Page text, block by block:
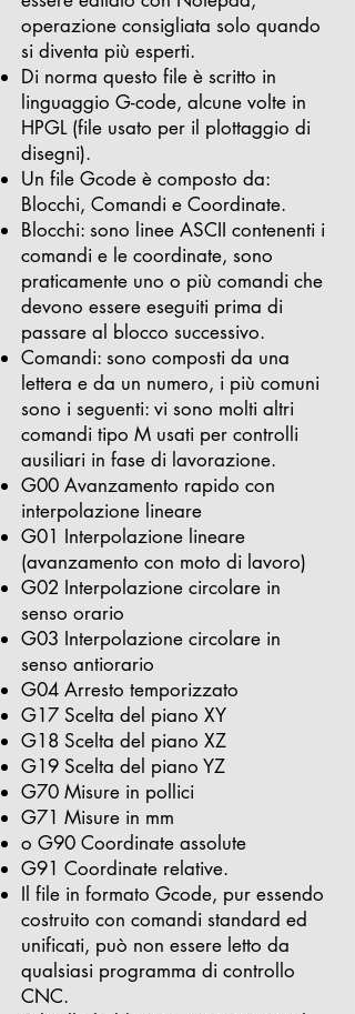
operazione consigliata solo quando
si diventa più esperti.
Di norma questo file è scritto in
linguaggio G-code, alcune volte in
HPGL (file usato per il plottaggio di
disegni).
Un file Gcode è composto da:
Blocchi, Comandi e Coordinate.
Blocchi: sono linee ASCII contenenti i
comandi e le coordinate, sono
praticamente uno o più comandi che
devono essere eseguiti prima di
passare al blocco successivo.
Comandi: sono composti da una
lettera e da un numero, i più comuni
sono i seguenti: vi sono molti altri
comandi tipo M usati per controlli
ausiliari in fase di lavorazione.
G00 Avanzamento rapido con
interpolazione lineare
G01 Interpolazione lineare
(avanzamento con moto di lavoro)
G02 Interpolazione circolare in
senso orario
G03 Interpolazione circolare in
senso antiorario
G04 Arresto temporizzato
G17 Scelta del piano XY
G18 Scelta del piano XZ
G19 Scelta del piano YZ
G70 Misure in pollici
G71 Misure in mm
o G90 Coordinate assolute
G91 Coordinate relative.
Il file in formato Gcode, pur essendo
costruito con comandi standard ed
unificati, può non essere letto da
qualsiasi programma di controllo
CNC.